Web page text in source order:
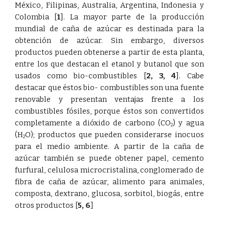
México, Filipinas, Australia, Argentina, Indonesia y
Colombia
[1] . La mayor parte de la producción
mundial de caña de azúcar es destinada para la
obtención de azúcar. Sin embargo, diversos
productos pueden obtenerse a partir de esta planta,
entre los que destacan el etanol y butanol que son
usados como bio-combustibles
[2, 3,4] . Cabe
destacar que éstos bio- combustibles son una fuente
renovable y presentan ventajas frente a los
combustibles fósiles, porque éstos son convertidos
completamente a dióxido de carbono (CO2) y agua
(H2O); productos que pueden considerarse inocuos
para el medio ambiente. A partir de la caña de
azúcar también se puede obtener papel, cemento
furfural, celulosa microcristalina, conglomerado de
fibra de caña de azúcar, alimento para animales,
composta, dextrano, glucosa, sorbitol, biogás, entre
otros productos [5, 6]